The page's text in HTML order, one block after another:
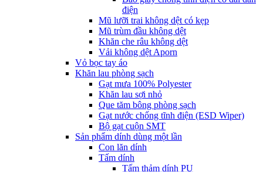
điện
Mũ lưỡi trai không dệt có kẹp
Mũ trùm đầu không dệt
Khăn che râu không dệt
Vải không dệt Aporn
Vỏ bọc tay áo
Khăn lau phòng sạch
Gạt mưa 100% Polyester
Khăn lau sợi nhỏ
Que tăm bông phòng sạch
Gạt nước chống tĩnh điện (ESD Wiper)
Bộ gạt cuộn SMT
Sản phẩm dính dùng một lần
Con lăn dính
Tấm dính
Tấm thảm dính PU